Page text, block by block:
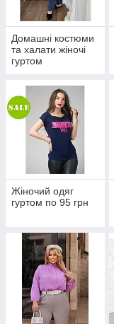
Домашні костюми
та халати жіночі
гуртом
Жіночий одяг
гуртом по 95 грн